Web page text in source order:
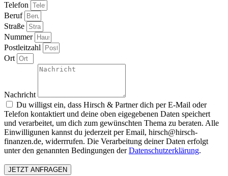
Telefon
Beruf
Straße
Nummer
Postleitzahl
Ort
Nachricht
Du willigst ein, dass Hirsch & Partner dich per E-Mail oder
Telefon kontaktiert und deine oben eigegebenen Daten speichert
und verarbeitet, um dich zum gewünschten Thema zu beraten. Alle
Einwilligunen kannst du jederzeit per Email, hirsch@hirsch-
finanzen.de, widerrrufen. Die Verarbeitung deiner Daten erfolgt
unter den genannten Bedingungen derDatenschutzerklärung.
JETZT ANFRAGEN